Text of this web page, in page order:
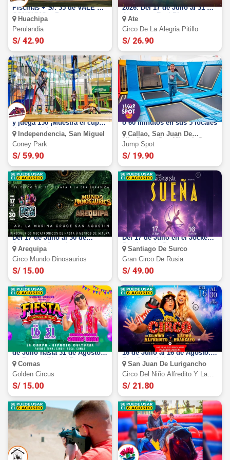
Piscinas + S/. 35 de VALE DE
CONSUMO + Perusaurus y
más.
Huachipa
Perulandia
S/ 42.90
2026: Del 17 de Julio al 31 de
Agosto en Real Plaza
Puruchuco-Ate
Ate
Circo De La Alegria Pitillo
S/ 26.90
Coney Active: Paga s/. 59.90
y juega 150 ¡Muestra el cupón
desde celular!
Independencia, San Miguel
Coney Park
S/ 59.90
Jump Spot: Diversión por 30
o 60 minutos en sus 5 locales
Callao, San Juan De
Miraflores, San Miguel, Santa
Anita, Santiago De Surco
Jump Spot
S/ 19.90
Circo Mundo Dinosaurios:
Del 17 de Julio al 30 de
Agosto en Arequipa
Arequipa
Circo Mundo Dinosaurios
S/ 15.00
El Gran Circo de Rusia 2026:
Del 17 de Julio en el Jockey -
Santiago de Surco
Santiago De Surco
Gran Circo De Rusia
S/ 49.00
Golden Circus 2026 : Del 16
de Julio hasta 31 de Agosto
en Parque Sinchi Roca -
Comas
Comas
Golden Circus
S/ 15.00
Circo del Niño Alfredito: Del
16 de Julio al 16 de Agosto.
San Juan de Lurigancho
San Juan De Lurigancho
Circo Del Niño Alfredito Y Laura
Huarcayo
S/ 21.80